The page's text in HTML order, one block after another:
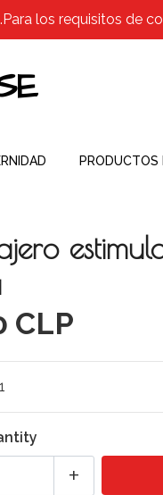
los requisitos de
PRODUCTOS
CLP
+